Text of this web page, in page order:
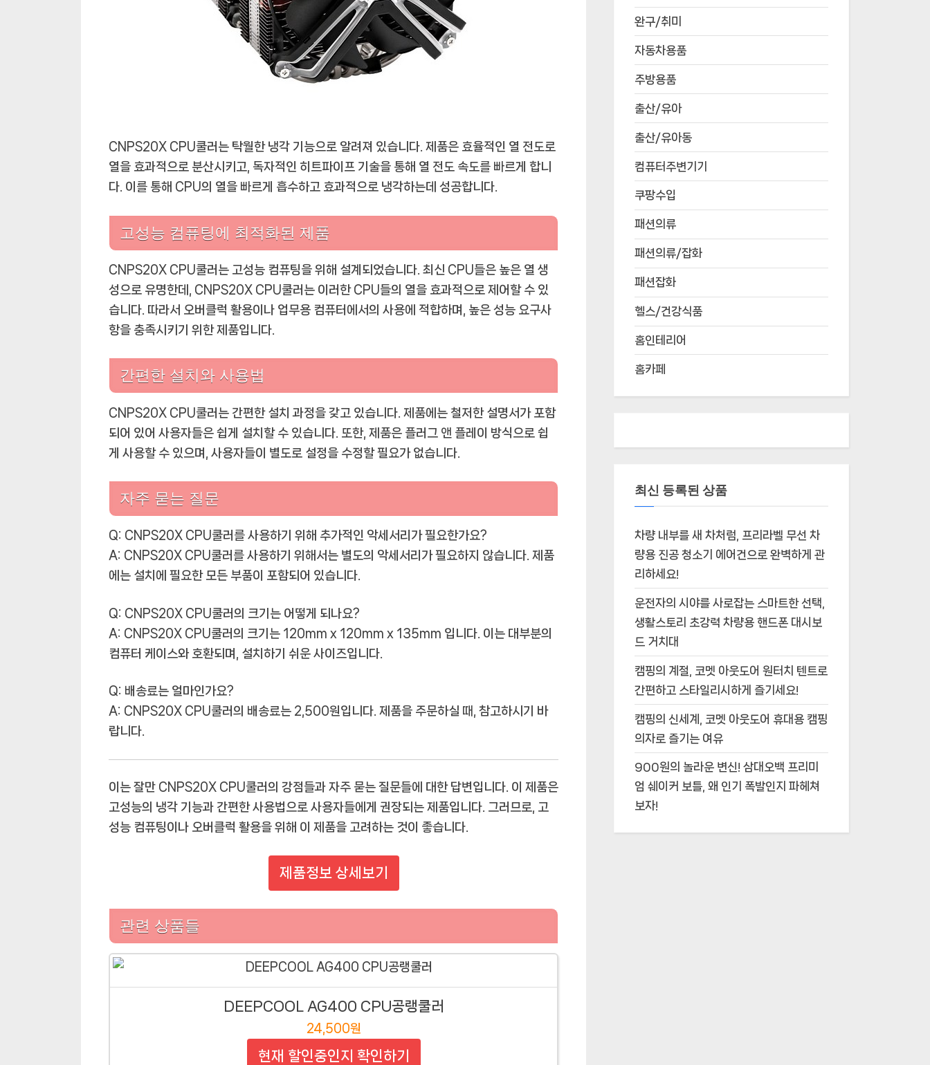
CNPS20X CPU쿨러는 탁월한 냉각 기능으로 알려져 있습니다. 제품은 효율적인 열 전도로
열을 효과적으로 분산시키고, 독자적인 히트파이프 기술을 통해 열 전도 속도를 빠르게 합니
다. 이를 통해 CPU의 열을 빠르게 흡수하고 효과적으로 냉각하는데 성공합니다.
고성능 컴퓨팅에 최적화된 제품
CNPS20X CPU쿨러는 고성능 컴퓨팅을 위해 설계되었습니다. 최신 CPU들은 높은 열 생
성으로 유명한데, CNPS20X CPU쿨러는 이러한 CPU들의 열을 효과적으로 제어할 수 있
습니다. 따라서 오버클럭 활용이나 업무용 컴퓨터에서의 사용에 적합하며, 높은 성능 요구사
항을 충족시키기 위한 제품입니다.
간편한 설치와 사용법
CNPS20X CPU쿨러는 간편한 설치 과정을 갖고 있습니다. 제품에는 철저한 설명서가 포함
되어 있어 사용자들은 쉽게 설치할 수 있습니다. 또한, 제품은 플러그 앤 플레이 방식으로 쉽
게 사용할 수 있으며, 사용자들이 별도로 설정을 수정할 필요가 없습니다.
자주 묻는 질문
Q: CNPS20X CPU쿨러를 사용하기 위해 추가적인 악세서리가 필요한가요?
A: CNPS20X CPU쿨러를 사용하기 위해서는 별도의 악세서리가 필요하지 않습니다. 제품
에는 설치에 필요한 모든 부품이 포함되어 있습니다.
Q: CNPS20X CPU쿨러의 크기는 어떻게 되나요?
A: CNPS20X CPU쿨러의 크기는 120mm x 120mm x 135mm 입니다. 이는 대부분의
컴퓨터 케이스와 호환되며, 설치하기 쉬운 사이즈입니다.
Q: 배송료는 얼마인가요?
A: CNPS20X CPU쿨러의 배송료는 2,500원입니다. 제품을 주문하실 때, 참고하시기 바
랍니다.
이는 잘만 CNPS20X CPU쿨러의 강점들과 자주 묻는 질문들에 대한 답변입니다. 이 제품은
고성능의 냉각 기능과 간편한 사용법으로 사용자들에게 권장되는 제품입니다. 그러므로, 고
성능 컴퓨팅이나 오버클럭 활용을 위해 이 제품을 고려하는 것이 좋습니다.
제품정보 상세보기
관련 상품들
DEEPCOOL AG400 CPU공랭쿨러
24,500원
현재 할인중인지 확인하기
완구/취미
자동차용품
주방용품
출산/유아
출산/유아동
컴퓨터주변기기
쿠팡수입
패션의류
패션의류/잡화
패션잡화
헬스/건강식품
홈인테리어
홈카페
최신 등록된 상품
차량 내부를 새 차처럼, 프리라벨 무선 차
량용 진공 청소기 에어건으로 완벽하게 관
리하세요!
운전자의 시야를 사로잡는 스마트한 선택,
생활스토리 초강력 차량용 핸드폰 대시보
드 거치대
캠핑의 계절, 코멧 아웃도어 원터치 텐트로
간편하고 스타일리시하게 즐기세요!
캠핑의 신세계, 코멧 아웃도어 휴대용 캠핑
의자로 즐기는 여유
900원의 놀라운 변신! 삼대오백 프리미
엄 쉐이커 보틀, 왜 인기 폭발인지 파헤쳐
보자!